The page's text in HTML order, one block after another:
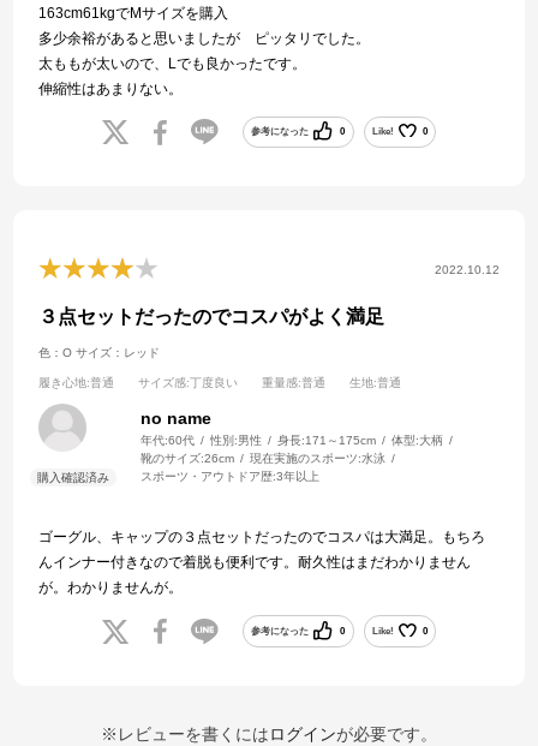
163cm61kgでMサイズを購入
多少余裕があると思いましたが ピッタリでした。
太ももが太いので、Lでも良かったです。
伸縮性はあまりない。
参考になった 0 Like! 0
2022.10.12
３点セットだったのでコスパがよく満足
色：O サイズ：レッド
履き心地:普通 サイズ感:丁度良い 重量感:普通 生地:普通
no name
年代:60代 性別:男性 身長:171～175cm 体型:大柄
靴のサイズ:26cm 現在実施のスポーツ:水泳
スポーツ・アウトドア歴:3年以上
ゴーグル、キャップの３点セットだったのでコスパは大満足。もちろ
んインナー付きなので着脱も便利です。耐久性はまだわかりません
が。わかりませんが。
参考になった 0 Like! 0
※レビューを書くにはログインが必要です。